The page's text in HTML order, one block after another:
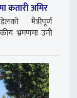
कतारी अमिर
मैत्रीपूर्ण
भ्रमणमा उनी